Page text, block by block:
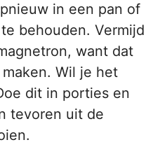
in een pan of
behouden. Vermijd
want dat
Wil je het
dit in porties en
tevoren uit de